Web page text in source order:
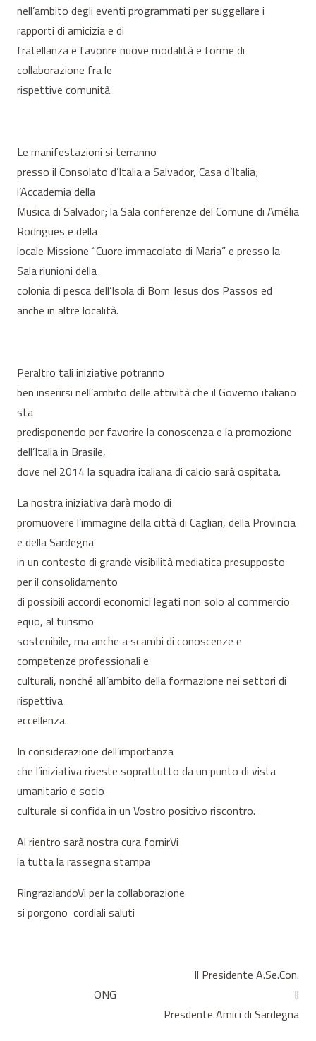
nell’ambito degli eventi programmati per suggellare i
rapporti di amicizia e di
fratellanza e favorire nuove modalità e forme di
collaborazione fra le
rispettive comunità.
Le manifestazioni si terranno
presso il Consolato d’Italia a Salvador, Casa d’Italia;
l’Accademia della
Musica di Salvador; la Sala conferenze del Comune di Amélia
Rodrigues e della
locale Missione “Cuore immacolato di Maria” e presso la
Sala riunioni della
colonia di pesca dell’Isola di Bom Jesus dos Passos ed
anche in altre località.
Peraltro tali iniziative potranno
ben inserirsi nell’ambito delle attività che il Governo italiano
sta
predisponendo per favorire la conoscenza e la promozione
dell’Italia in Brasile,
dove nel 2014 la squadra italiana di calcio sarà ospitata.
La nostra iniziativa darà modo di
promuovere l’immagine della città di Cagliari, della Provincia
e della Sardegna
in un contesto di grande visibilità mediatica presupposto
per il consolidamento
di possibili accordi economici legati non solo al commercio
equo, al turismo
sostenibile, ma anche a scambi di conoscenze e
competenze professionali e
culturali, nonché all’ambito della formazione nei settori di
rispettiva
eccellenza.
In considerazione dell’importanza
che l’iniziativa riveste soprattutto da un punto di vista
umanitario e socio
culturale si confida in un Vostro positivo riscontro.
Al rientro sarà nostra cura fornirVi
la tutta la rassegna stampa
RingraziandoVi per la collaborazione
si porgono cordiali saluti
Il Presidente A.Se.Con.
ONG Il
Presdente Amici di Sardegna